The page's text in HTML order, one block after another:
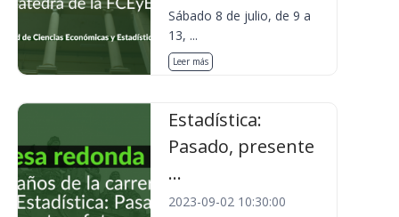
Sábado 8 de julio, de 9 a
13, ...
Leer más
Estadística:
Pasado, presente
...
2023-09-02 10:30:00